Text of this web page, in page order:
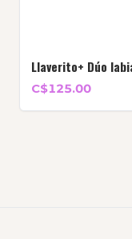
Llaverito+ Dúo
C$125.00